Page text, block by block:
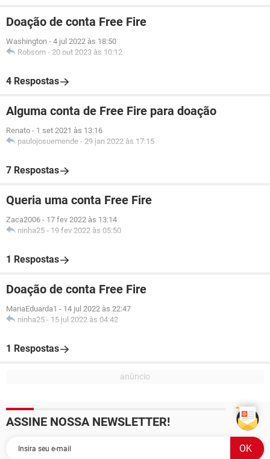
Doação de conta Free Fire
Washington - 4 jul 2022 às 18:50
Robsom - 20 out 2023 às 10:12
4 Respostas
Alguma conta de Free Fire para doação
Renato - 1 set 2021 às 13:16
paulojosuemende - 29 jan 2022 às 17:15
7 Respostas
Queria uma conta Free Fire
Zaca2006 - 17 fev 2022 às 13:14
ninha25 - 19 fev 2022 às 05:50
1 Respostas
Doação de conta Free Fire
MariaEduarda1 - 14 jul 2022 às 22:47
ninha25 - 15 jul 2022 às 04:42
1 Respostas
ASSINE NOSSA NEWSLETTER!